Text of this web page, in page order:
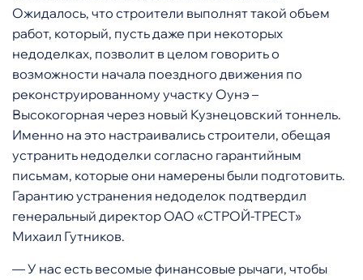
Ожидалось, что строители выполнят такой объем
работ, который, пусть даже при некоторых
недоделках, позволит в целом говорить о
возможности начала поездного движения по
реконструированному участку Оунэ –
Высокогорная через новый Кузнецовский тоннель.
Именно на это настраивались строители, обещая
устранить недоделки согласно гарантийным
письмам, которые они намерены были подготовить.
Гарантию устранения недоделок подтвердил
генеральный директор ОАО «СТРОЙ-ТРЕСТ»
Михаил Гутников.
— У нас есть весомые финансовые рычаги, чтобы